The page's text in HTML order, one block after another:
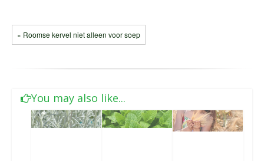
« Roomse kervel niet alleen voor soep
You may also like...